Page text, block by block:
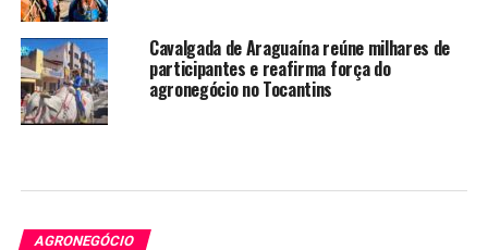
Cavalgada de Araguaína reúne milhares de
participantes e reafirma força do
agronegócio no Tocantins
AGRONEGÓCIO